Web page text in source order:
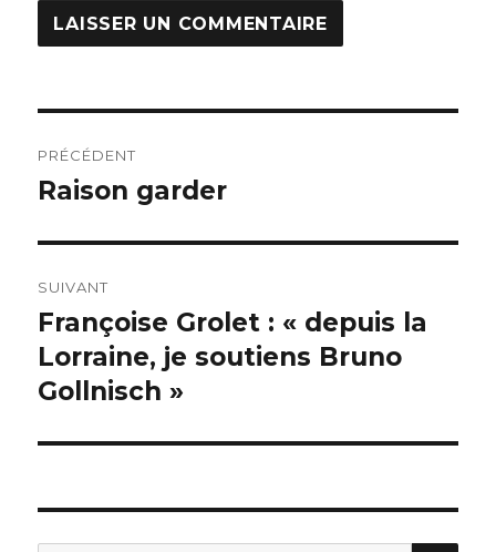
de
PRÉCÉDENT
Publication
Raison garder
SUIVANT
Publication
suivante :
Françoise Grolet : « depuis la
Lorraine, je soutiens Bruno
Gollnisch »